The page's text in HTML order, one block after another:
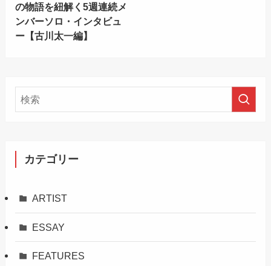
の物語を紐解く5週連続メ
ンバーソロ・インタビュ
ー【古川太一編】
カテゴリー
ARTIST
ESSAY
FEATURES